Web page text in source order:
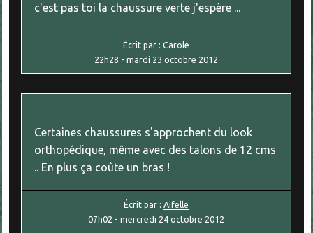
c'est pas toi la chaussure verte j'espère ...
Écrit par :Carole
22h28 -mardi 23 octobre 2012
Certaines chaussures s'approchent du look
orthopédique, même avec des talons de 12 cms
.. En plus ça coûte un bras !
Écrit par :Aifelle
07h02 -mercredi 24 octobre 2012